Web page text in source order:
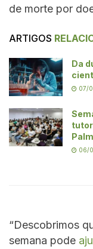
de morte por
ARTIGOS
Da
07/
06/
“Descobrimos
semana pode